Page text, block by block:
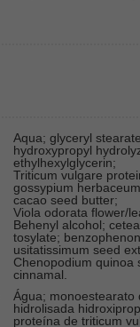
Aqua; glyceryl
hydroxypropyl
ethylhexylglycerin;
Triticum vulgare
gossypium
cacao seed butter;
Viola odorata flower/
Behenyl alcohol;
tosylate;
usitatissimum seed
Chenopodium quinoa
cinnamal.
Água; monoestearato
hidrolisada
proteína de triticum